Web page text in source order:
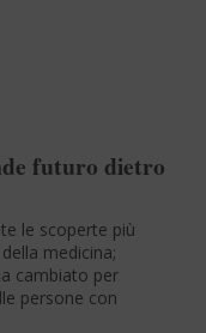
futuro dietro
le scoperte più
medicina;
cambiato per
persone con